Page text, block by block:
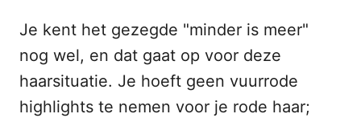
Je kent het gezegde "minder is meer"
nog wel, en dat gaat op voor deze
haarsituatie. Je hoeft geen vuurrode
highlights te nemen voor je rode haar;